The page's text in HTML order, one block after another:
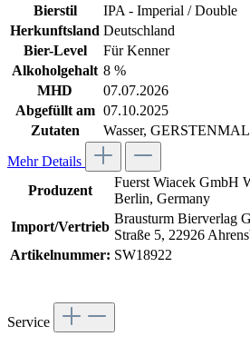
Bierstil
IPA - Imperial / Double
Herkunftsland Deutschland
Bier-Level
Für Kenner
Alkoholgehalt 8 %
MHD
07.07.2026
Abgefüllt am 07.10.2025
Zutaten
Wasser,
Mehr Details
Produzent
Fuerst Wiacek GmbH
Berlin, Germany
Import/Vertrieb
Brausturm Bierverlag
Straße 5, 22926
Artikelnummer: SW18922
Service